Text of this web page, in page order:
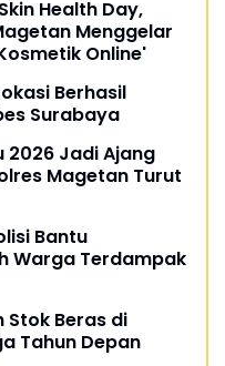
Health Day,
Menggelar
Online'
Berhasil
Surabaya
2026 Jadi Ajang
Magetan Turut
Bantu
Warga Terdampak
Stok Beras di
Tahun Depan